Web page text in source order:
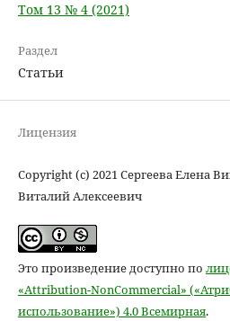
Том 13 № 4 (2021)
Раздел
Статьи
Лицензия
Copyright (c) 2021 Сергеева Елена
Виталий Алексеевич
Это произведение доступно по
«Attribution-NonCommercial»
использование») 4.0 Всемирная.